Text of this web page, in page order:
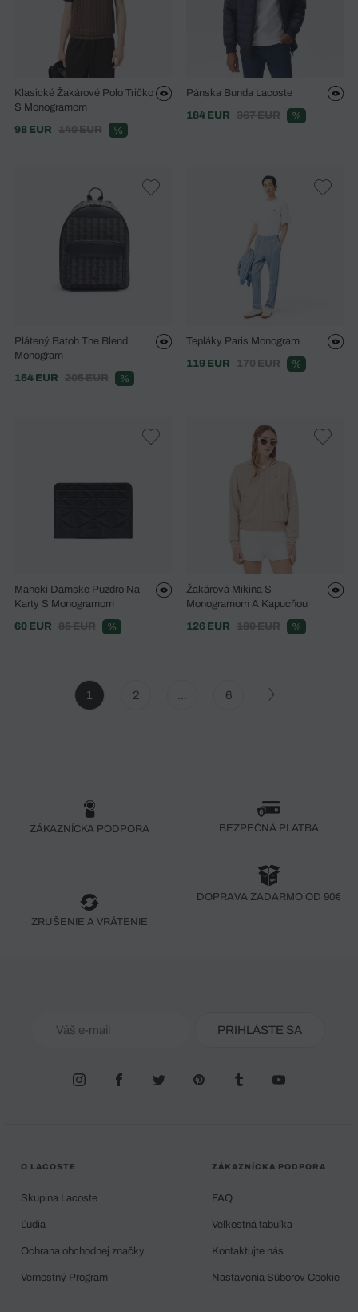
Klasické Žakárové Polo Tričko
S Monogramom
98 EUR
140 EUR %
Pánska Bunda Lacoste
184 EUR
367 EUR %
Plátený Batoh The Blend
Monogram
164 EUR
205 EUR %
Tepláky Paris Monogram
119 EUR
170 EUR %
Maheki Dámske Puzdro Na
Karty S Monogramom
60 EUR
85 EUR %
Žakárová Mikina S
Monogramom A Kapucňou
126 EUR
180 EUR %
1 2 6
ZÁKAZNÍCKA PODPORA BEZPEČNÁ PLATBA
ZRUŠENIE A VRÁTENIE
DOPRAVA ZADARMO OD 90€
PRIHLÁSTE SA
O LACOSTE
Skupina Lacoste
Ľudia
Ochrana obchodnej značky
Vernostný Program
ZÁKAZNÍCKA PODPORA
FAQ
Veľkostná tabuľka
Kontaktujte nás
Nastavenia Súborov Cookie